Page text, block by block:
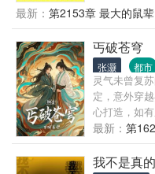
父亲和哥哥
老战神。 倾
一个新兵蛋
神！ 数年后
兵。 龙小五
吼： “尔等胆
衣做饭料理
子，为他到
子，做他的
软蛋，在村
份。 老子不
我做主，不
大山，慢慢
传海外去了
吃人了，求崔
猪！” 北美：
最新： 第2153章 最大的鼠辈
丐破苍穹
张灏 都市
灵气未曾复
定，意外穿
心打造，如
最新： 第
我不是真